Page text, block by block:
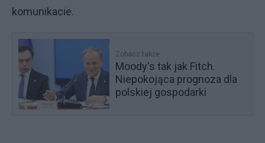
komunikacie.
Zobacz także
Moody's tak jak Fitch.
Niepokojąca prognoza dla
polskiej gospodarki